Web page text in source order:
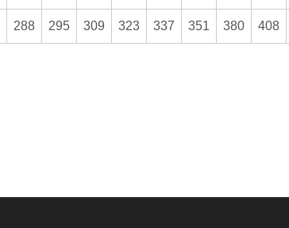
288 295 309 323 337 351 380 408